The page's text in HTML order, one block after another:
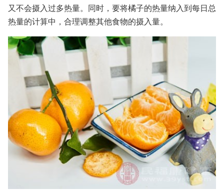
又不会摄入过多热量。同时，要将橘子的热量纳入到每日总
热量的计算中，合理调整其他食物的摄入量。